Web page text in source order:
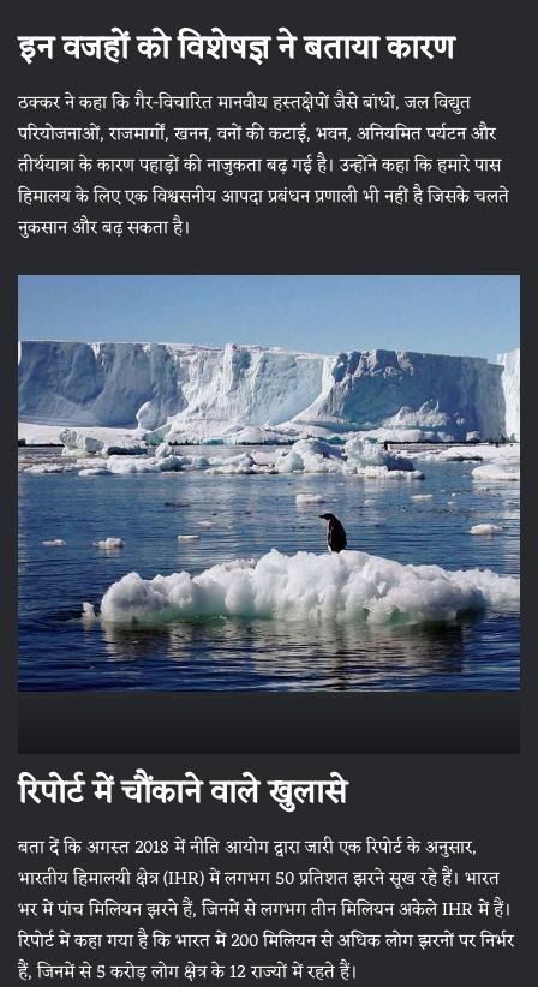
इन वजहों को विशेषज्ञ ने बताया कारण
ठक्कर ने कहा कि गैर-विचारित मानवीय हस्तक्षेपों जैसे बांधों, जल विद्युत
परियोजनाओं, राजमार्गों, खनन, वनों की कटाई, भवन, अनियमित पर्यटन और
तीर्थयात्रा के कारण पहाड़ों की नाजुकता बढ़ गई है। उन्होंने कहा कि हमारे पास
हिमालय के लिए एक विश्वसनीय आपदा प्रबंधन प्रणाली भी नहीं है जिसके चलते
नुकसान और बढ़ सकता है।
रिपोर्ट में चौंकाने वाले खुलासे
बता दें कि अगस्त 2018 में नीति आयोग द्वारा जारी एक रिपोर्ट के अनुसार,
भारतीय हिमालयी क्षेत्र (IHR) में लगभग 50 प्रतिशत झरने सूख रहे हैं। भारत
भर में पांच मिलियन झरने हैं, जिनमें से लगभग तीन मिलियन अकेले IHR में हैं।
रिपोर्ट में कहा गया है कि भारत में 200 मिलियन से अधिक लोग झरनों पर निर्भर
हैं, जिनमें से 5 करोड़ लोग क्षेत्र के 12 राज्यों में रहते हैं।